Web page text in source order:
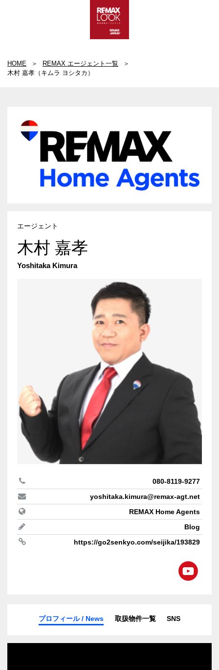
HOME
REMAX エージェント一覧
木村 嘉孝（キムラ ヨシタカ）
エージェント
木村 嘉孝
Yoshitaka Kimura
080-8119-9277
yoshitaka.kimura@remax-agt.net
REMAX Home Agents
Blog
https://go2senkyo.com/seijika/193829
プロフィール / News 取扱物件一覧 SNS